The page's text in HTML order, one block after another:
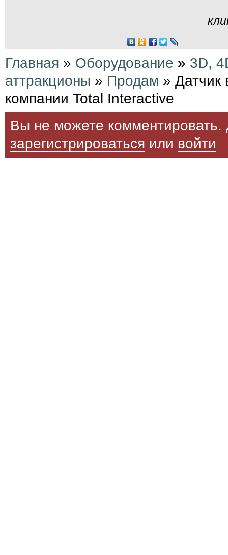
Главная » Оборудование » 3D,
аттракционы » Продам » Датчик
компании Total Interactive
Вы не можете комментировать.
зарегистрироваться или войти